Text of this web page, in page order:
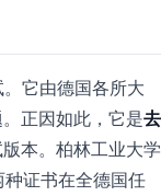
它由德国各所大
正因如此，它是去
本。柏林工业大学
证书在全德国任